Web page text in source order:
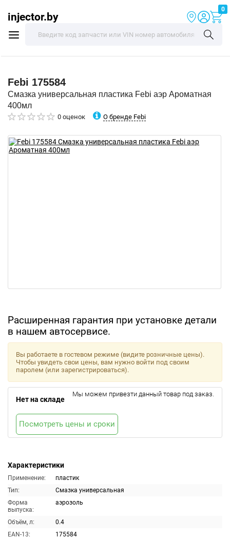
injector.by
0
Febi 175584
Смазка универсальная пластика Febi аэр Ароматная
400мл
0 оценок О бренде Febi
Расширенная гарантия при установке детали
в нашем автосервисе.
Характеристики
Применение:
пластик
Тип:
Смазка универсальная
Форма
выпуска:
аэрозоль
Объём, л:
0.4
EAN-13:
175584
Вы работаете в гостевом режиме (видите розничные цены).
Чтобы увидеть свои цены, вам нужно войти под своим
паролем (или зарегистрироваться).
Нет на складе
Мы можем привезти данный товар под заказ.
Посмотреть цены и сроки